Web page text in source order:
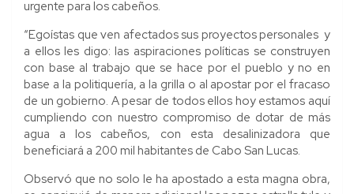
urgente para los cabeños.
“Egoístas que ven afectados sus proyectos personales y
a ellos les digo: las aspiraciones políticas se construyen
con base al trabajo que se hace por el pueblo y no en
base a la politiquería, a la grilla o al apostar por el fracaso
de un gobierno. A pesar de todos ellos hoy estamos aquí
cumpliendo con nuestro compromiso de dotar de más
agua a los cabeños, con esta desalinizadora que
beneficiará a 200 mil habitantes de Cabo San Lucas.
Observó que no solo le ha apostado a esta magna obra,